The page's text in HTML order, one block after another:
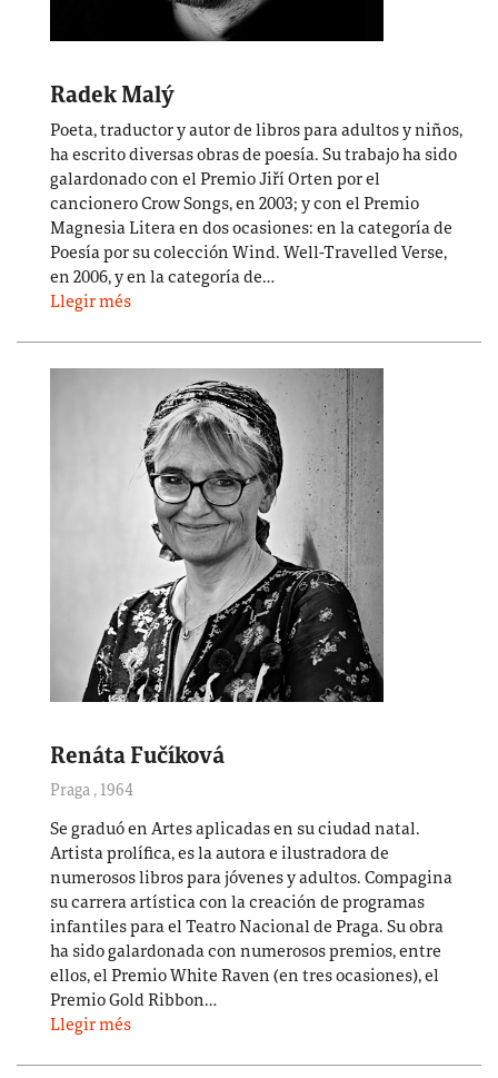
Radek Malý
Poeta, traductor y autor de libros para adultos y niños,
ha escrito diversas obras de poesía. Su trabajo ha sido
galardonado con el Premio Jiří Orten por el
cancionero Crow Songs, en 2003; y con el Premio
Magnesia Litera en dos ocasiones: en la categoría de
Poesía por su colección Wind. Well-Travelled Verse,
en 2006, y en la categoría de…
Llegir més
Renáta Fučíková
Praga , 1964
Se graduó en Artes aplicadas en su ciudad natal.
Artista prolífica, es la autora e ilustradora de
numerosos libros para jóvenes y adultos. Compagina
su carrera artística con la creación de programas
infantiles para el Teatro Nacional de Praga. Su obra
ha sido galardonada con numerosos premios, entre
ellos, el Premio White Raven (en tres ocasiones), el
Premio Gold Ribbon…
Llegir més